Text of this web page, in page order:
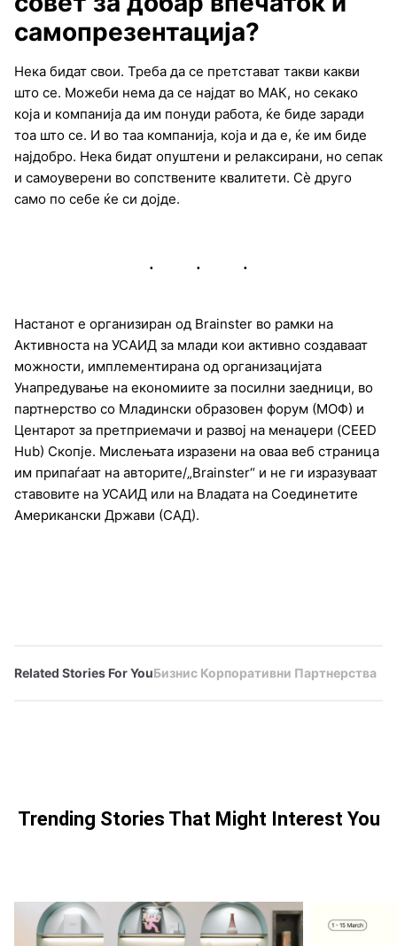
самопрезентација?
Нека бидат свои. Треба да се претстават такви какви
што се. Можеби нема да се најдат во МАК, но секако
која и компанија да им понуди работа, ќе биде заради
тоа што се. И во таа компанија, која и да е, ќе им биде
најдобро. Нека бидат опуштени и релаксирани, но сепак
и самоуверени во сопствените квалитети. Сѐ друго
само по себе ќе си дојде.
Настанот е организиран од Brainster во рамки на
Активноста на УСАИД за млади кои активно создаваат
можности, имплементирана од организацијата
Унапредување на економиите за посилни заедници, во
партнерство со Младински образовен форум (МОФ) и
Центарот за претприемачи и развој на менаџери (CEED
Hub) Скопје. Мислењата изразени на оваа веб страница
им припаѓаат на авторите/„Brainster“ и не ги изразуваат
ставовите на УСАИД или на Владата на Соединетите
Американски Држави (САД).
Related Stories For YouБизнис Корпоративни Партнерства
Trending Stories That Might Interest You